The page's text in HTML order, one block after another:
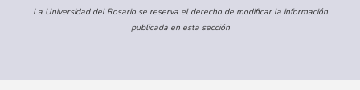
La Universidad del Rosario se reserva el derecho de modificar la información
publicada en esta sección